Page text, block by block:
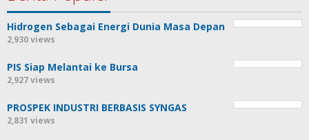
Hidrogen Sebagai Energi Dunia Masa Depan
2,930 views
PIS Siap Melantai ke Bursa
2,927 views
PROSPEK INDUSTRI BERBASIS SYNGAS
2,831 views